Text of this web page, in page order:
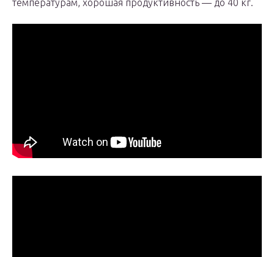
температурам, хорошая продуктивность — до 40 кг.